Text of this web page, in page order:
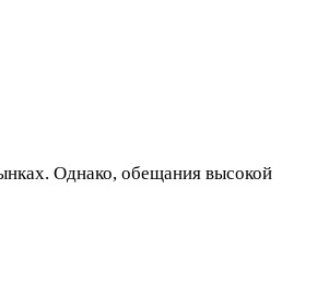
Однако, обещания высокой